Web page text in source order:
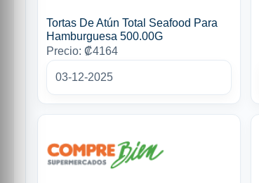
Tortas De Atún Total Seafood Para
Hamburguesa 500.00G
Precio: ₡4164
03-12-2025